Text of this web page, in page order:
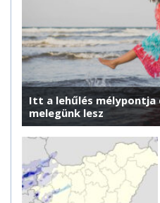
Itt a lehűlés mélypontja
melegünk lesz